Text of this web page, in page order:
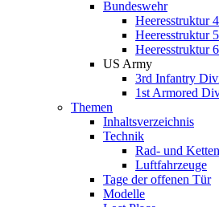
Bundeswehr
Heeresstruktur 4
Heeresstruktur 5
Heeresstruktur 6
US Army
3rd Infantry
1st Armored
Themen
Inhaltsverzeichnis
Technik
Rad- und
Luftfahrzeuge
Tage der offenen Tür
Modelle